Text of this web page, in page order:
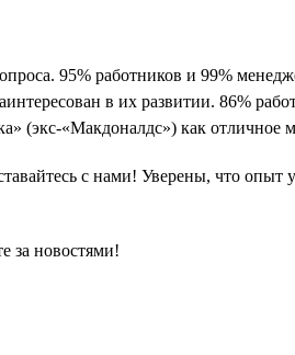
95% работников и 99%
в их развитии. 86%
(экс-«Макдоналдс») как отличное
с нами! Уверены, что опыт
за новостями!